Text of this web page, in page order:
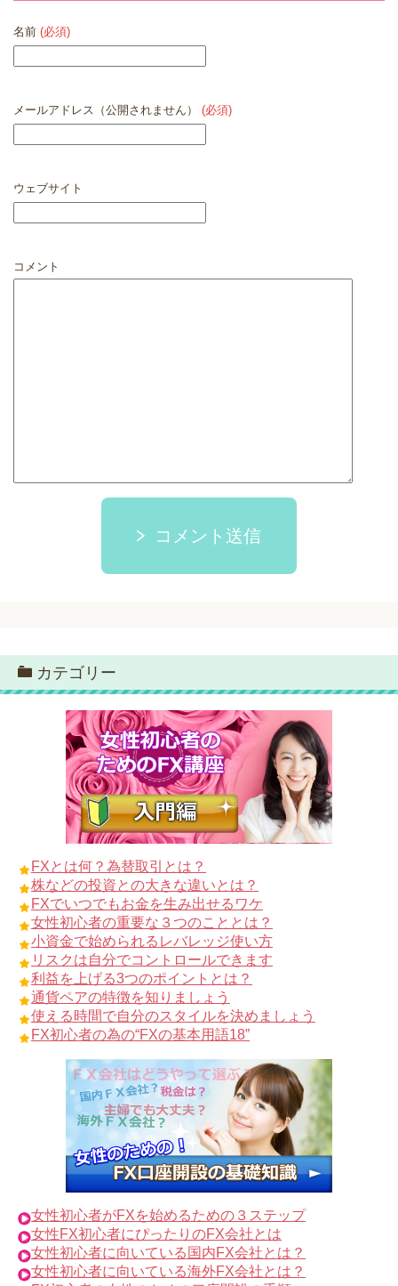
名前 (必須)
メールアドレス（公開されません） (必須)
ウェブサイト
コメント
コメント送信
カテゴリー
FXとは何？為替取引とは？
株などの投資との大きな違いとは？
FXでいつでもお金を生み出せるワケ
女性初心者の重要な３つのこととは？
小資金で始められるレバレッジ使い方
リスクは自分でコントロールできます
利益を上げる3つのポイントとは？
通貨ペアの特徴を知りましょう
使える時間で自分のスタイルを決めましょう
FX初心者の為の“FXの基本用語18”
女性初心者がFXを始めるための３ステップ
女性FX初心者にぴったりのFX会社とは
女性初心者に向いている国内FX会社とは？
女性初心者に向いている海外FX会社とは？